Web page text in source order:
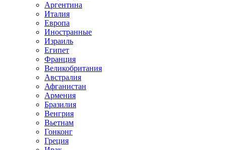
Аргентина
Италия
Европа
Иностранные
Израиль
Египет
Франция
Великобритания
Австралия
Афганистан
Армения
Бразилия
Венгрия
Вьетнам
Гонконг
Греция